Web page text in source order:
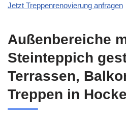
Jetzt Treppenrenovierung anfragen
Außenbereiche
Steinteppich
Terrassen,
Treppen in